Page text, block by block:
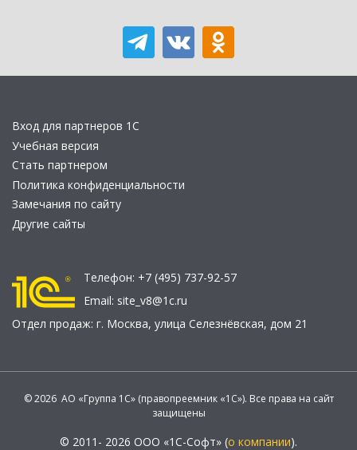
Вход для партнеров 1С
Учебная версия
Стать партнером
Политика конфиденциальности
Замечания по сайту
Другие сайты
Телефон: +7 (495) 737-92-57
Email: site_v8@1c.ru
Отдел продаж: г. Москва, улица Селезнёвская, дом 21
© 2026 АО «Группа 1С» (правопреемник «1С»). Все права на сайт
защищены
© 2011- 2026 ООО «1С-Софт» (о компании).